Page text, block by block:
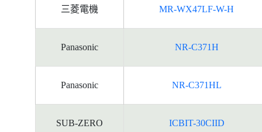
三菱電機 MR-WX47LF-W-H
Panasonic NR-C371H
Panasonic NR-C371HL
SUB-ZERO ICBIT-30CIID